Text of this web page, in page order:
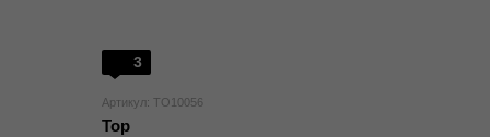
3
Артикул: TO10056
Top